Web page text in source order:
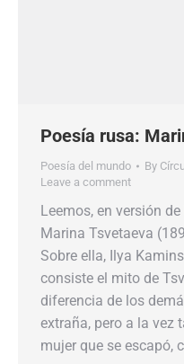
Poesía rusa:
Poesía del mundo By
Leave a comment
Leemos, en versión
Marina Tsvetaeva
Sobre ella, Ilya
consiste el mito de
diferencia de los
extraña, pero a la vez
mujer que se escapó,